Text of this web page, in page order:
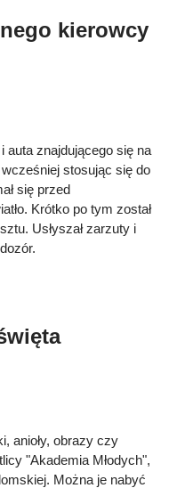
kierowcy
auta znajdującego się na
stosując się do
się przed
Krótko po tym został
Usłyszał zarzuty i
anioły, obrazy czy
"Akademia Młodych",
Można je nabyć